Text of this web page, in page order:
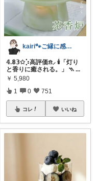
kairi🐾ご縁に感謝𓍯‍
𝟜.𝟠𝟛✩⡱高評価𖠿⸝ 🕯️「灯り
と香りに癒される。」 ⳹ ...
￥ 5,980
1 0 751
コレ いいね